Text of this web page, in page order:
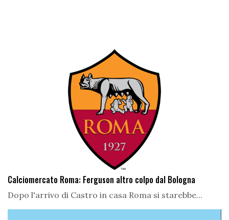
Calciomercato Roma: Ferguson altro colpo dal Bologna
Dopo l'arrivo di Castro in casa Roma si starebbe...